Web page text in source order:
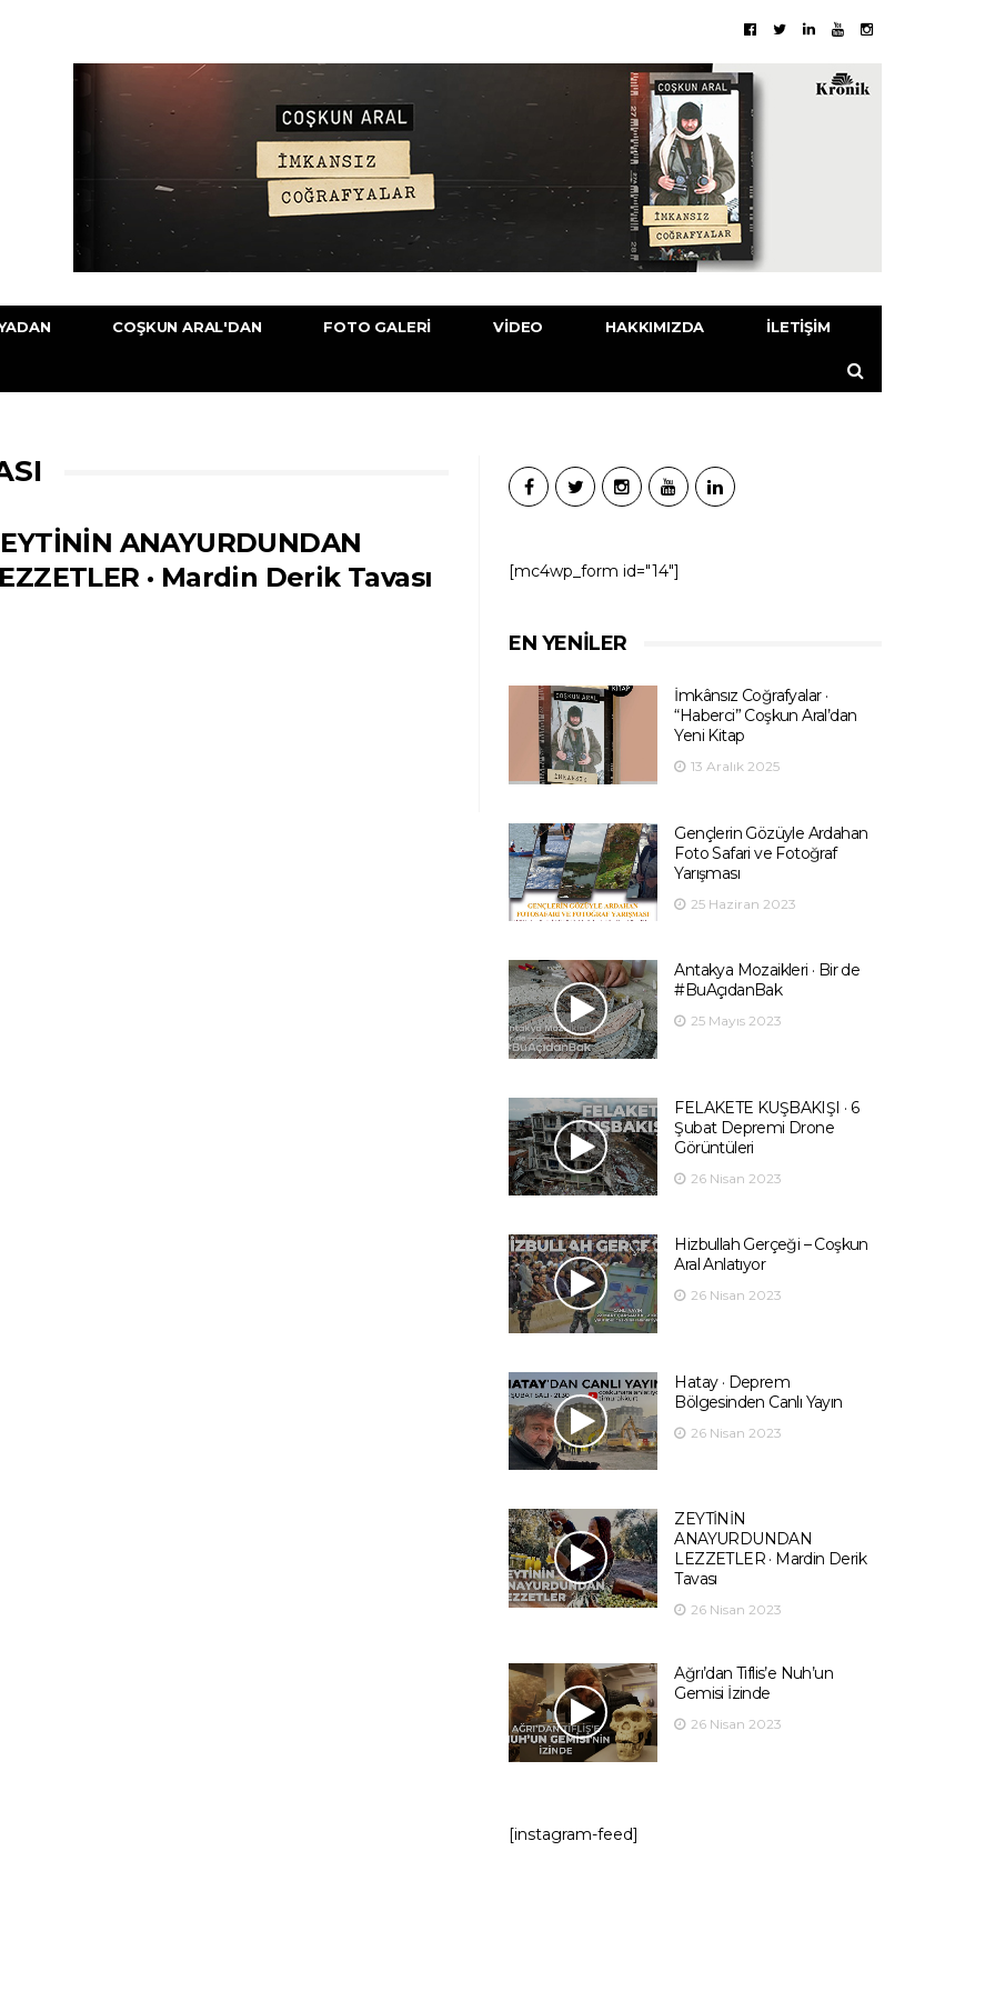
COŞKUN ARAL'DAN FOTO GALERI VIDEO HAKKIMIZDA İLETIŞIM
ANAYURDUNDAN
· Mardin Derik Tavası
[mc4wp_form id="14"]
EN YENILER
İmkânsız Coğrafyalar ·
“Haberci” Coşkun Aral’dan
Yeni Kitap
13 Aralık 2025
Gençlerin Gözüyle Ardahan
Foto Safari ve Fotoğraf
Yarışması
25 Haziran 2023
Antakya Mozaikleri · Bir de
#BuAçıdanBak
25 Mayıs 2023
FELAKETE KUŞBAKIŞI · 6
Şubat Depremi Drone
Görüntüleri
26 Nisan 2023
Hizbullah Gerçeği – Coşkun
Aral Anlatıyor
26 Nisan 2023
Hatay · Deprem
Bölgesinden Canlı Yayın
26 Nisan 2023
ZEYTİNİN
ANAYURDUNDAN
LEZZETLER · Mardin Derik
Tavası
26 Nisan 2023
Ağrı’dan Tiflis’e Nuh’un
Gemisi İzinde
26 Nisan 2023
[instagram-feed]